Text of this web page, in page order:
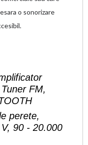
o sonorizare
FM,
perete,
90 - 20.000